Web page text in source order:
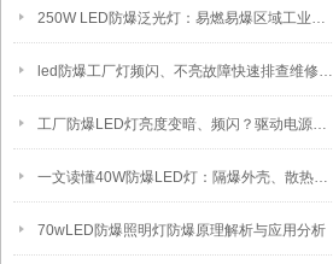
250W LED防爆泛光灯：易燃易爆区域工业固定照明装置
led防爆工厂灯频闪、不亮故障快速排查维修方法
工厂防爆LED灯亮度变暗、频闪？驱动电源故障检修方法
一文读懂40W防爆LED灯：隔爆外壳、散热、防爆认证原理
70wLED防爆照明灯防爆原理解析与应用分析